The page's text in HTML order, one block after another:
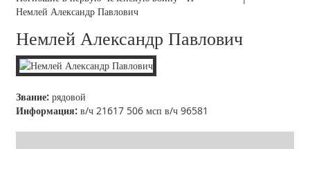
Немлей Александр Павлович
Немлей Александр Павлович
Звание: рядовой
Информация: в/ч 21617 506 мсп в/ч 96581